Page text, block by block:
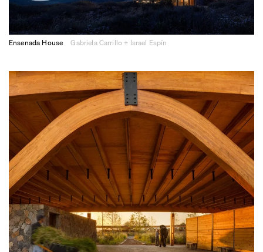
Ensenada House Gabriela Carrillo + Israel Espín